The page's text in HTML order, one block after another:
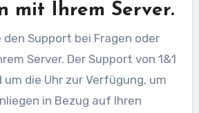
mit Ihrem Server.
Support bei Fragen oder
Server. Der Support von 1&1
die Uhr zur Verfügung, um
in Bezug auf Ihren